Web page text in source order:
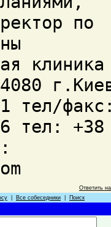
по
клиника
тел/
тел: +38
Ответить
Все собеседники Поиск